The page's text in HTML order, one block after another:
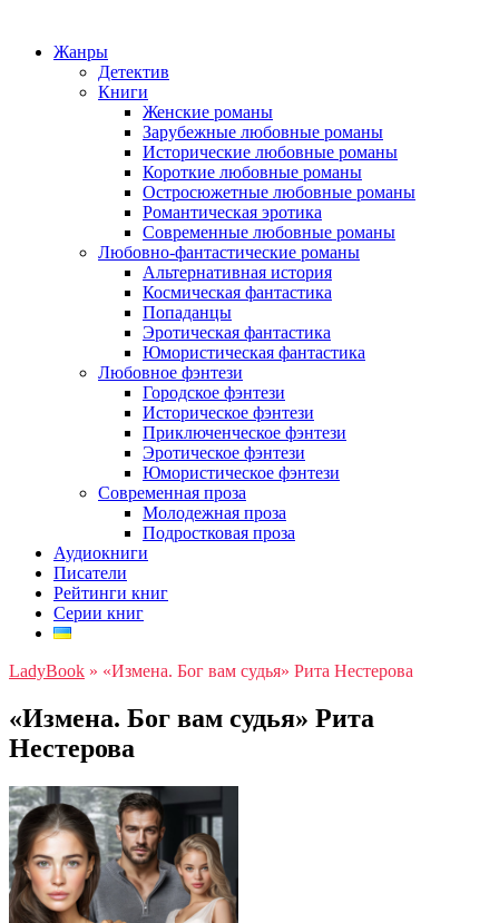
Жанры
Детектив
Книги
Женские романы
Зарубежные любовные романы
Исторические любовные романы
Короткие любовные романы
Остросюжетные любовные романы
Романтическая эротика
Современные любовные романы
Любовно-фантастические романы
Альтернативная история
Космическая фантастика
Попаданцы
Эротическая фантастика
Юмористическая фантастика
Любовное фэнтези
Городское фэнтези
Историческое фэнтези
Приключенческое фэнтези
Эротическое фэнтези
Юмористическое фэнтези
Современная проза
Молодежная проза
Подростковая проза
Аудиокниги
Писатели
Рейтинги книг
Серии книг
LadyBook » «Измена. Бог вам судья» Рита Нестерова
«Измена. Бог вам судья» Рита
Нестерова